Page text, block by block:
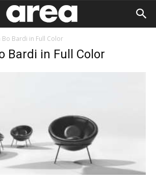
Bo Bardi in Full Color
Bardi in Full Color